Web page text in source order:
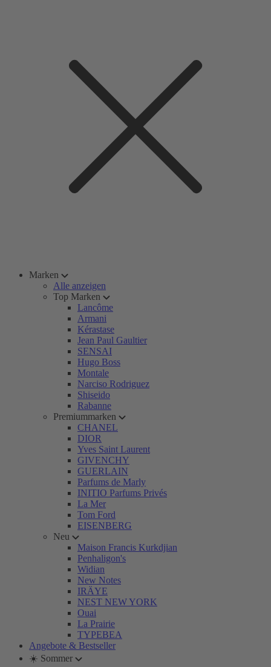
Marken
Alle anzeigen
Top Marken
Lancôme
Armani
Kérastase
Jean Paul Gaultier
SENSAI
Hugo Boss
Montale
Narciso Rodriguez
Shiseido
Rabanne
Premiummarken
CHANEL
DIOR
Yves Saint Laurent
GIVENCHY
GUERLAIN
Parfums de Marly
INITIO Parfums Privés
La Mer
Tom Ford
EISENBERG
Neu
Maison Francis Kurkdjian
Penhaligon's
Widian
New Notes
IRÄYE
NEST NEW YORK
Ouai
La Prairie
TYPEBEA
Angebote & Bestseller
☀️ Sommer